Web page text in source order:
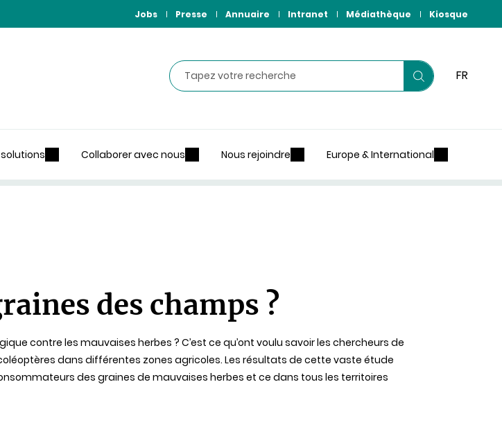
Jobs Presse Annuaire Intranet Médiathèque Kiosque
Rechercher
Lancer
FR
Collaborer avec nous Nous rejoindre Europe & International
des champs ?
contre les mauvaises herbes ? C’est ce qu’ont voulu savoir les chercheurs de
dans différentes zones agricoles. Les résultats de cette vaste étude
des graines de mauvaises herbes et ce dans tous les territoires